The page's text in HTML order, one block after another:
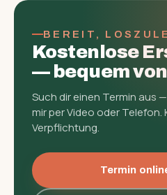
BEREIT,
Kostenlose
— bequem
Such dir einen Termin aus
mir per Video oder Telefon.
Verpflichtung.
Termin